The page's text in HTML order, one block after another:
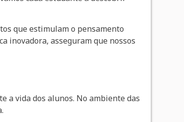
que estimulam o pensamento
inovadora, asseguram que nossos
a vida dos alunos. No ambiente das